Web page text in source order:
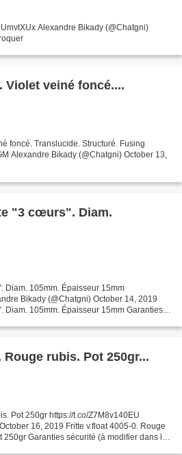
Alexandre Bikady (@Chatgni)
Violet veiné foncé....
foncé. Translucide. Structuré. Fusing
Alexandre Bikady (@Chatgni) October 13,
"3 cœurs". Diam.
Diam. 105mm. Épaisseur 15mm
Bikady (@Chatgni) October 14, 2019
Diam. 105mm. Épaisseur 15mm Garanties
Fritte v.float 4005-0. Rouge rubis. Pot 250gr...
Pot 250gr https://t.co/Z7M8v140EU
16, 2019 Fritte v.float 4005-0. Rouge
Garanties sécurité (à modifier dans le